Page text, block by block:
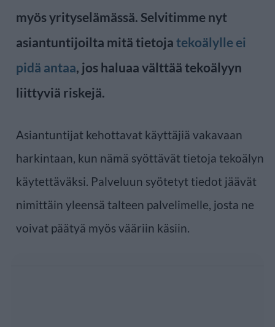
myös yrityselämässä. Selvitimme nyt
asiantuntijoilta mitä tietoja tekoälylle ei
pidä antaa, jos haluaa välttää tekoälyyn
liittyviä riskejä.
Asiantuntijat kehottavat käyttäjiä vakavaan
harkintaan, kun nämä syöttävät tietoja tekoälyn
käytettäväksi. Palveluun syötetyt tiedot jäävät
nimittäin yleensä talteen palvelimelle, josta ne
voivat päätyä myös vääriin käsiin.